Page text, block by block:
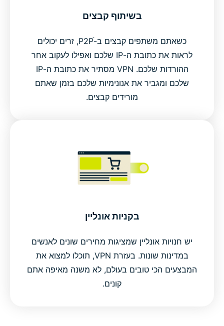
בשיתוף קבצים
כשאתם משתפים קבצים ב-P2Pֿ, זרים יכולים
לראות את כתובת ה-IP שלכם ואפילו לעקוב אחר
ההורדות שלכם. VPN מסתיר את כתובת ה-IP
שלכם ומגביר את אנונימיות שלכם בזמן שאתם
מורידים קבצים.
בקניות אונליין
יש חנויות אונליין שמציגות מחירים שונים לאנשים
במדינות שונות. בעזרת VPN, תוכלו למצוא את
המבצעים הכי טובים בעולם, לא משנה מאיפה אתם
קונים.